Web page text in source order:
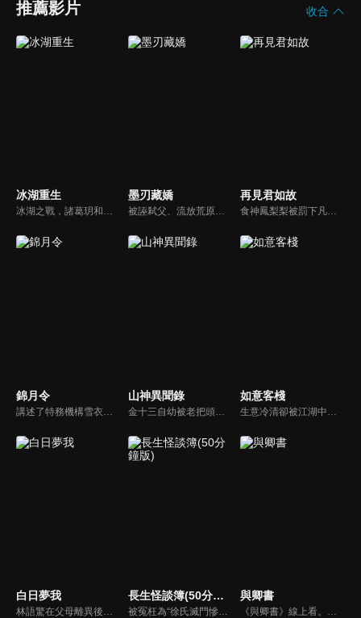
推薦影片 收合
冰湖重生
冰湖之戰，諸葛玥和楚喬落入冰湖，楚喬被燕洵所救，得知諸葛玥已死，她尋機刺殺燕洵，為諸葛玥報仇。楚喬在卞唐幾次三番受到一位神秘男子的幫助，她有種似曾相識的感覺，不禁懷疑諸葛玥還活著。燕洵變本加厲，掀起四國紛亂。最終，楚喬能否平定天下並再與諸葛玥重聚？
墨刃藏嬌
被誣弒父、流放荒原的公主鳳漓，七年後以妖君之名重返墨城。在雀樓盛宴上，她選中身分成謎的東籬遺孤雲湛。雲湛以雀奴之身步步逼近，既為復仇而來，亦與她重逢。鳳漓暗中追查弒父真相，雲湛假意臣服伺機復國，卻在試探與利用之間漸生情愫...
再見君如故
食神鳳梨梨被罰下凡歷情劫，為了找到助她歷劫的真命天子，鳳梨梨化名風梨梨進了九黎城城主府，並在陰差陽錯之下嫁給了城主沈玉川。孰料真命天子竟另有其人，為此風梨梨千方百計逃離城主府。然而一場政治陰謀正悄無聲息地拉開帷幕...
錦月令 山神異聞錄
金十三自幼被老把頭金不換收養，習得一身放山採參的絕技。就在他們採得稀世珍寶「神龍二柱香」後，寶物卻遭人奪走，義父金不換慘遭殺害。為了報仇，金十三重返詭譎的山林，踏上追兇探秘的險途。而後金十三結識了勇闖關東的大小姐楊如意。兩人攜手共赴危機四伏的秘境，更意外揭開金十三的身世之謎...
如意客棧
白日夢我
林語驚在父母離異後跟著父親來到新城市生活。在新學校裡，她與傳聞中的暴躁社會哥沈倦成為同桌，二人逐漸相識相知彼此溫暖、分離後又再重逢相愛...
長生怪談簿(50分鐘版)
被冤枉為“徐氏滅門慘案”兇手的主人公在多年後深陷倖存者的複仇圈套，成功說服其共同對抗真兇，並找出真相的故事。整個故事發生在一個荒山客棧，眾人鬥智斗勇，一步步揭開每個人的秘密，還原案件本來面目。
與卿書
《與卿書》線上看。姚州都督左經綸在上任途中誤入與世隔絕的村落—桃花塢，這裡有一個奇特的習俗，女子只有談過戀愛才算成年，左經綸突然出現在柳卿卿的「阿羅風」上任儀式，被族人認定為天意，強行留下左經綸在桃花塢……